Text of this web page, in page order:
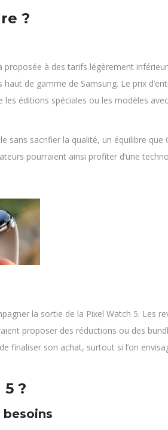
?
à des tarifs légèrement
de gamme de Samsung. Le prix
éditions spéciales ou les modèles avec
sans sacrifier la qualité, un équilibre que
pourraient ainsi profiter d’une
la sortie de la Pixel Watch 5. Les
proposer des réductions ou des
finaliser son achat, surtout si l’on
?